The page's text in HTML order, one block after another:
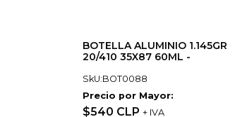
BOTELLA ALUMINIO 1.145GR
20/410 35X87 60ML -
SkU:BOT0088
Precio por Mayor:
$540 CLP + IVA